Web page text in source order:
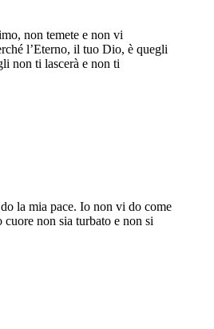
non temete e non vi
l’Eterno, il tuo Dio, è quegli
non ti lascerà e non ti
la mia pace. Io non vi do come
non sia turbato e non si